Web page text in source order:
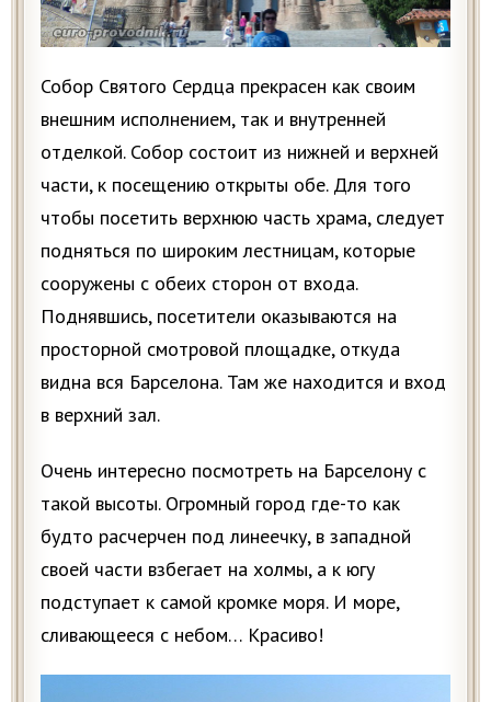
Собор Святого Сердца прекрасен как своим
внешним исполнением, так и внутренней
отделкой. Собор состоит из нижней и верхней
части, к посещению открыты обе. Для того
чтобы посетить верхнюю часть храма, следует
подняться по широким лестницам, которые
сооружены с обеих сторон от входа.
Поднявшись, посетители оказываются на
просторной смотровой площадке, откуда
видна вся Барселона. Там же находится и вход
в верхний зал.
Очень интересно посмотреть на Барселону с
такой высоты. Огромный город где-то как
будто расчерчен под линеечку, в западной
своей части взбегает на холмы, а к югу
подступает к самой кромке моря. И море,
сливающееся с небом… Красиво!